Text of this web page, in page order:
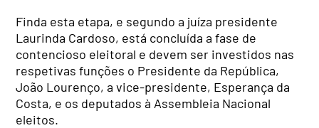
Finda esta etapa, e segundo a juíza presidente
Laurinda Cardoso, está concluída a fase de
contencioso eleitoral e devem ser investidos nas
respetivas funções o Presidente da República,
João Lourenço, a vice-presidente, Esperança da
Costa, e os deputados à Assembleia Nacional
eleitos.